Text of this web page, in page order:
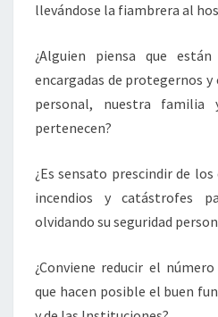
llevándose la fiambrera al
¿Alguien piensa que
encargadas de protegernos y
personal, nuestra
pertenecen?
¿Es sensato prescindir de
incendios y catástrofes
olvidando su seguridad
¿Conviene reducir el
que hacen posible el buen